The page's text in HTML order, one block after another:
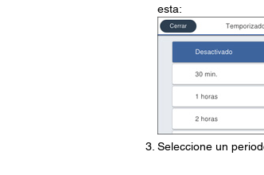
esta:
Seleccione un